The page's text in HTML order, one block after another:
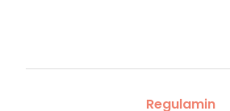
Regulamin